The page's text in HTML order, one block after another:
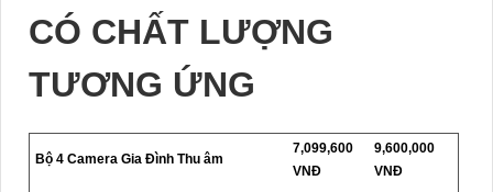
CÓ CHẤT LƯỢNG
TƯƠNG ỨNG
Bộ 4 Camera Gia Đình Thu âm
7,099,600
VNĐ
9,600,000
VNĐ